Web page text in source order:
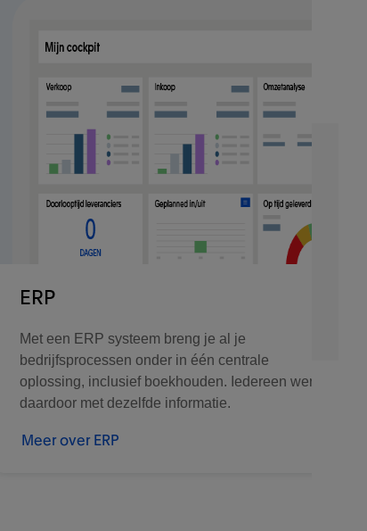
ERP
Met een ERP systeem breng je al je
bedrijfsprocessen onder in één centrale
oplossing, inclusief boekhouden. Iedereen werkt
daardoor met dezelfde informatie.
Meer over ERP